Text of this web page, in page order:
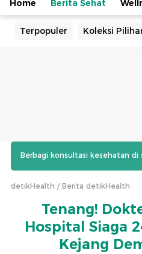
Home Berita Sehat
Terpopuler Koleksi
Berbagi konsultasi kesehatan di
detikHealth Berita detikHealth
Tenang!
Hospital Siaga
Kejang